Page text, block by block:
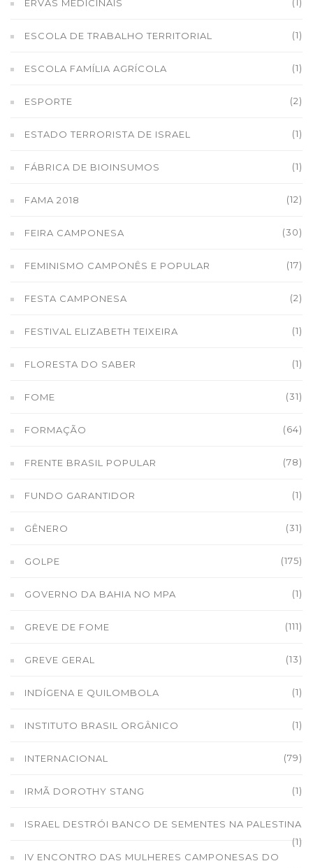
ERVAS MEDICINAIS
ESCOLA DE TRABALHO TERRITORIAL (1)
ESCOLA FAMÍLIA AGRÍCOLA (1)
ESPORTE (2)
ESTADO TERRORISTA DE ISRAEL (1)
FÁBRICA DE BIOINSUMOS (1)
FAMA 2018 (12)
FEIRA CAMPONESA (30)
FEMINISMO CAMPONÊS E POPULAR (17)
FESTA CAMPONESA (2)
FESTIVAL ELIZABETH TEIXEIRA (1)
FLORESTA DO SABER (1)
FOME (31)
FORMAÇÃO (64)
FRENTE BRASIL POPULAR (78)
FUNDO GARANTIDOR (1)
GÊNERO (31)
GOLPE (175)
GOVERNO DA BAHIA NO MPA (1)
GREVE DE FOME (111)
GREVE GERAL (13)
INDÍGENA E QUILOMBOLA (1)
INSTITUTO BRASIL ORGÂNICO (1)
INTERNACIONAL (79)
IRMÃ DOROTHY STANG (1)
ISRAEL DESTRÓI BANCO DE SEMENTES NA PALESTINA
(1)
IV ENCONTRO DAS MULHERES CAMPONESAS DO